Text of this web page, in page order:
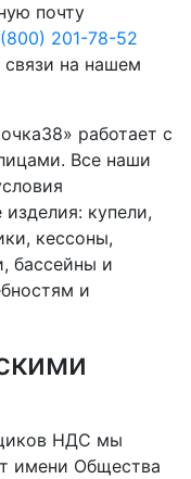
почту
201-78-52
на нашем
работает с
Все наши
купели,
кессоны,
бассейны и
и
НДС мы
имени Общества